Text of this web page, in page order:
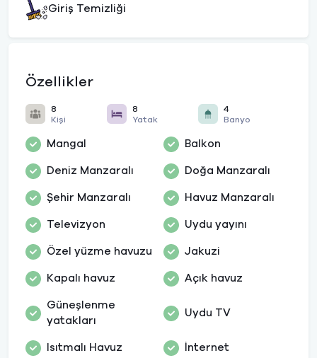
Giriş Temizliği
Özellikler
8
Kişi
8
Yatak
4
Banyo
Mangal Balkon
Deniz Manzaralı Doğa Manzaralı
Şehir Manzaralı Havuz Manzaralı
Televizyon Uydu yayını
Özel yüzme havuzu Jakuzi
Kapalı havuz Açık havuz
Güneşlenme
yatakları
Uydu TV
Isıtmalı Havuz İnternet